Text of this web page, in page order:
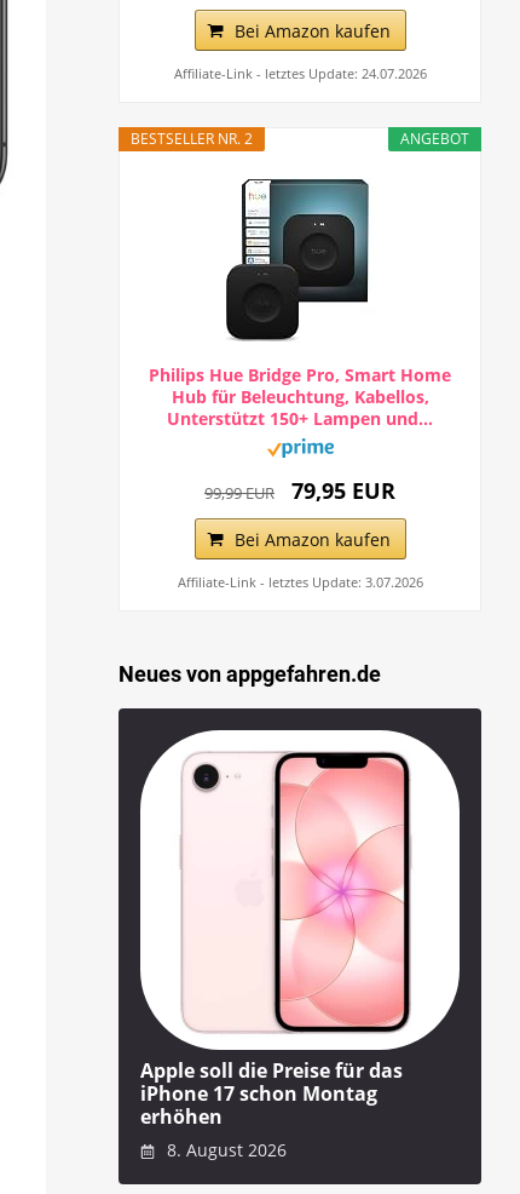
Bei Amazon kaufen
Affiliate-Link - letztes Update: 24.07.2026
ANGEBOT
BESTSELLER NR. 2
Philips Hue Bridge Pro, Smart Home
Hub für Beleuchtung, Kabellos,
Unterstützt 150+ Lampen und...
99,99 EUR 79,95 EUR
Bei Amazon kaufen
Affiliate-Link - letztes Update: 3.07.2026
Neues von appgefahren.de
Apple soll die Preise für das
iPhone 17 schon Montag
erhöhen
8. August 2026